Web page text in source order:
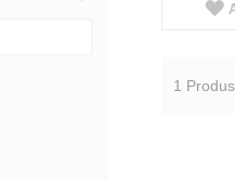
1 Produs